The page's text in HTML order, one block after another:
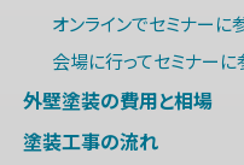
オンラインでセミナーに
会場に行ってセミナーに
外壁塗装の費用と相場
塗装工事の流れ